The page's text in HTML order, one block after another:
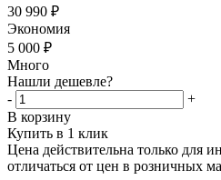
30 990 ₽
Экономия
5 000 ₽
Много
Нашли дешевле?
-
+
В корзину
Купить в 1 клик
Цена действительна только для
отличаться от цен в розничных